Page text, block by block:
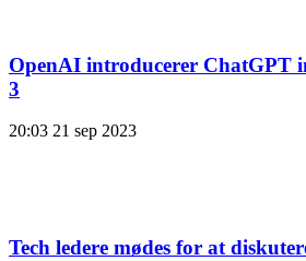
OpenAI introducerer ChatGPT
3
20:03 21 sep 2023
Tech ledere mødes for at